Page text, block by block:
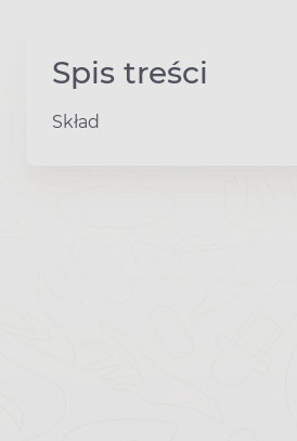
Spis treści
Skład